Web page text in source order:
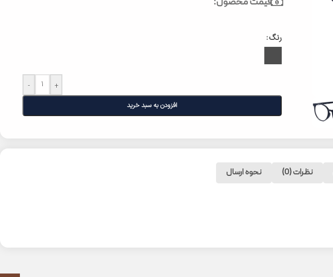
رنگ
- +
افزودن به سبد خرید
نظرات (0) نحوه ارسال